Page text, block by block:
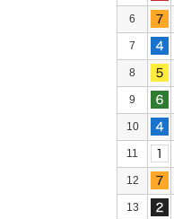
6
7
8
9
10
11
12
13